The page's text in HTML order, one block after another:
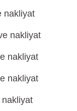
nakliyat
nakliyat
nakliyat
nakliyat